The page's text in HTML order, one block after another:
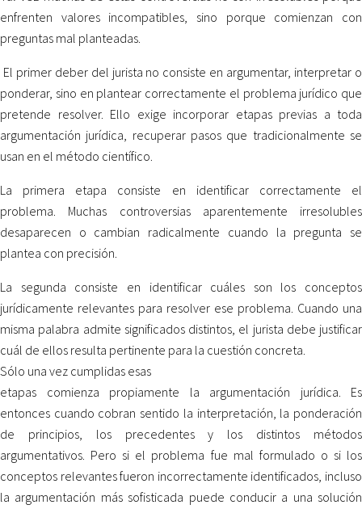
enfrenten valores incompatibles, sino porque comienzan con
preguntas mal planteadas.
El primer deber del jurista no consiste en argumentar, interpretar o
ponderar, sino en plantear correctamente el problema jurídico que
pretende resolver. Ello exige incorporar etapas previas a toda
argumentación jurídica, recuperar pasos que tradicionalmente se
usan en el método científico.
La primera etapa consiste en identificar correctamente el
problema. Muchas controversias aparentemente irresolubles
desaparecen o cambian radicalmente cuando la pregunta se
plantea con precisión.
La segunda consiste en identificar cuáles son los conceptos
jurídicamente relevantes para resolver ese problema. Cuando una
misma palabra admite significados distintos, el jurista debe justificar
cuál de ellos resulta pertinente para la cuestión concreta.
Sólo una vez cumplidas esas
etapas comienza propiamente la argumentación jurídica. Es
entonces cuando cobran sentido la interpretación, la ponderación
de principios, los precedentes y los distintos métodos
argumentativos. Pero si el problema fue mal formulado o si los
conceptos relevantes fueron incorrectamente identificados, incluso
la argumentación más sofisticada puede conducir a una solución